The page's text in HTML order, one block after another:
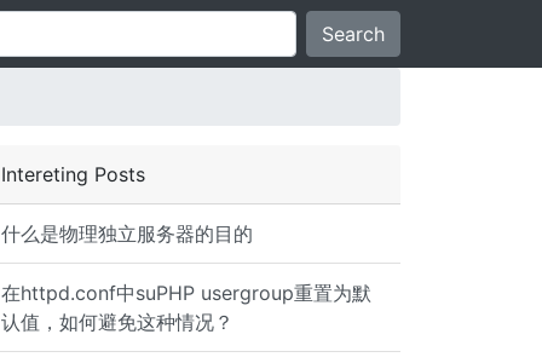
Search
Intereting Posts
什么是物理独立服务器的目的
在httpd.conf中suPHP usergroup重置为默
认值，如何避免这种情况？